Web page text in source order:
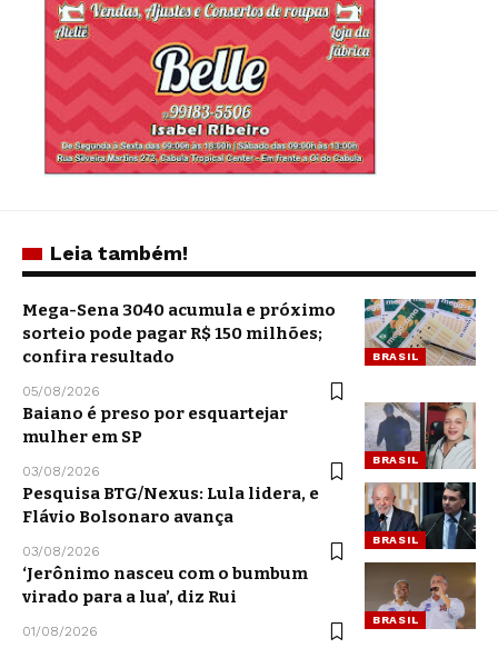
Leia também!
BRASIL
Mega-Sena 3040 acumula e próximo
sorteio pode pagar R$ 150 milhões;
confira resultado
05/08/2026
BRASIL
Baiano é preso por esquartejar
mulher em SP
03/08/2026
BRASIL
Pesquisa BTG/Nexus: Lula lidera, e
Flávio Bolsonaro avança
03/08/2026
BRASIL
‘Jerônimo nasceu com o bumbum
virado para a lua’, diz Rui
01/08/2026